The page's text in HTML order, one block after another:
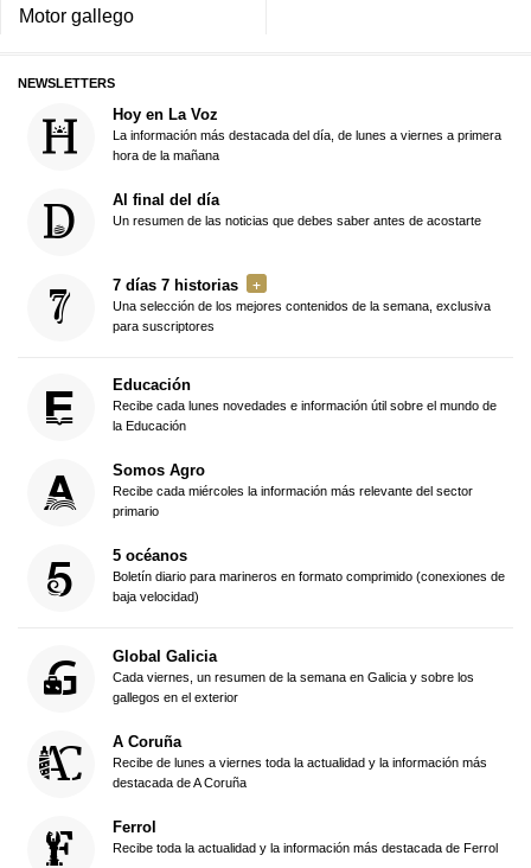
Motor gallego
NEWSLETTERS
Hoy en La Voz
La información más destacada del día, de lunes a viernes a primera
hora de la mañana
Al final del día
Un resumen de las noticias que debes saber antes de acostarte
7 días 7 historias
Una selección de los mejores contenidos de la semana, exclusiva
para suscriptores
Educación
Recibe cada lunes novedades e información útil sobre el mundo de
la Educación
Somos Agro
Recibe cada miércoles la información más relevante del sector
primario
5 océanos
Boletín diario para marineros en formato comprimido (conexiones de
baja velocidad)
Global Galicia
Cada viernes, un resumen de la semana en Galicia y sobre los
gallegos en el exterior
A Coruña
Recibe de lunes a viernes toda la actualidad y la información más
destacada de A Coruña
Ferrol
Recibe toda la actualidad y la información más destacada de Ferrol